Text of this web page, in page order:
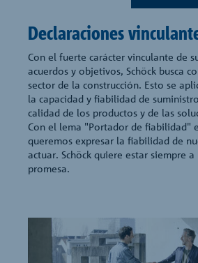
Declaraciones
Con el fuerte carácter vinculante de
acuerdos y objetivos, Schöck busca
sector de la construcción. Esto se
la capacidad y fiabilidad de
calidad de los productos y de las
Con el lema "Portador de fiabilidad"
queremos expresar la fiabilidad de
actuar. Schöck quiere estar siempre
promesa.